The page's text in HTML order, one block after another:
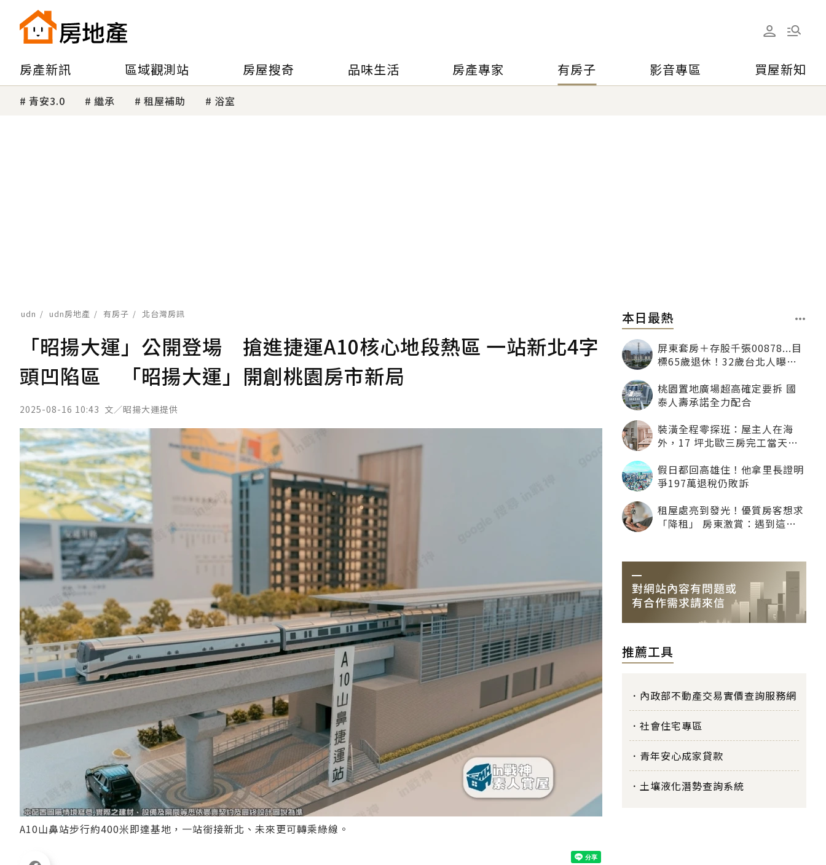
房產新訊 區域觀測站 房屋搜奇 品味生活 房產專家 有房子 影音專區 買屋新知
青安3.0 繼承 租屋補助 浴室
udn udn房地產 有房子 北台灣房訊
「昭揚大運」公開登場 搶進捷運A10核心地段熱區 一站新北4字
頭凹陷區 「昭揚大運」開創桃園房市新局
2025-08-16 10:43 文／昭揚大運提供
A10山鼻站步行約400米即達基地，一站銜接新北、未來更可轉乘綠線。
本日最熱
屏東套房＋存股千張00878...目
標65歲退休！32歲台北人曝：
桃園置地廣場超高確定要拆 國
泰人壽承諾全力配合
裝潢全程零探班：屋主人在海
外，17 坪北歐三房完工當天才
假日都回高雄住！他拿里長證明
爭197萬退稅仍敗訴
租屋處亮到發光！優質房客想求
「降租」 房東激賞：遇到這種
推薦工具
內政部不動產交易實價查詢服務網
社會住宅專區
青年安心成家貸款
土壤液化潛勢查詢系統